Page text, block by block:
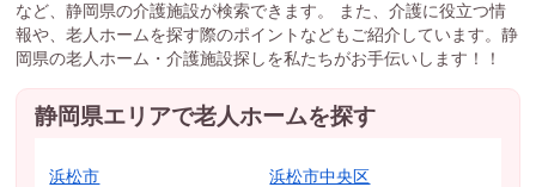
など、静岡県の介護施設が検索できます。 また、介護に役立つ情
報や、老人ホームを探す際のポイントなどもご紹介しています。静
岡県の老人ホーム・介護施設探しを私たちがお手伝いします！！
静岡県エリアで老人ホームを探す
浜松市 浜松市中央区